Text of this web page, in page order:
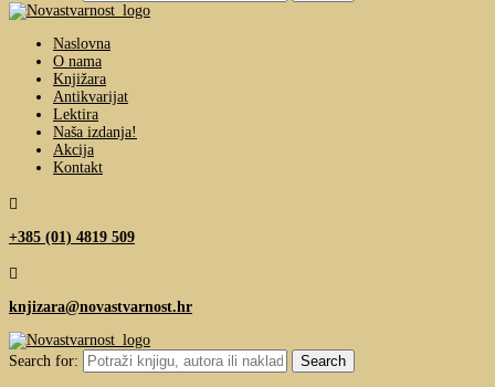
Naslovna
O nama
Knjižara
Antikvarijat
Lektira
Naša izdanja!
Akcija
Kontakt

+385 (01) 4819 509

knjizara@novastvarnost.hr
Search for: